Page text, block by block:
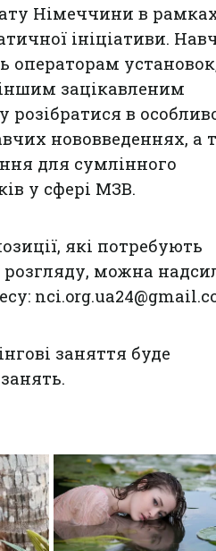
Німеччини в
ініціативи.
операторам
зацікавленим
в
нововведеннях, а
для сумлінного
у сфері МЗВ.
які потребують
розгляду, можна
заняття буде